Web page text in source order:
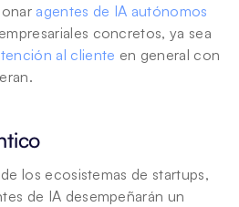
agentes de IA autónomos
concretos, ya sea
al cliente en general con
los ecosistemas de startups,
de IA desempeñarán un